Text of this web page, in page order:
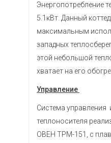
Энергопотребление
5.1кВт. Данный
максимальным
западных
этой небольшой
хватает на его
Управление
Система управления
теплоносителя
ОВЕН ТРМ-151, с